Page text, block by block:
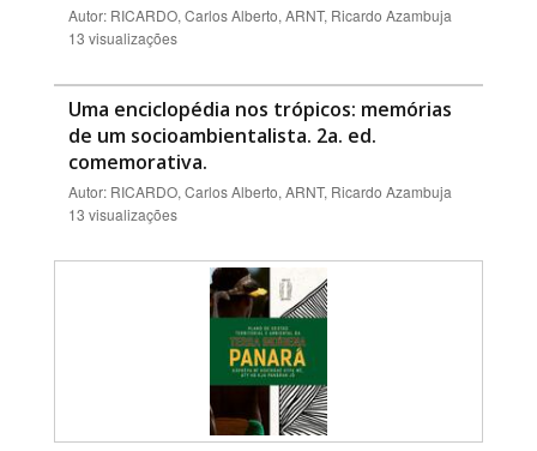
Autor: RICARDO, Carlos Alberto, ARNT, Ricardo Azambuja
13 visualizações
Uma enciclopédia nos trópicos: memórias
de um socioambientalista. 2a. ed.
comemorativa.
Autor: RICARDO, Carlos Alberto, ARNT, Ricardo Azambuja
13 visualizações